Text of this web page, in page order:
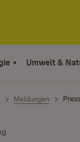
Umwelt &
Meldungen